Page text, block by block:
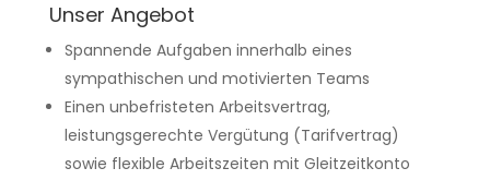
Unser Angebot
Spannende Aufgaben innerhalb eines
sympathischen und motivierten Teams
Einen unbefristeten Arbeitsvertrag,
leistungsgerechte Vergütung (Tarifvertrag)
sowie flexible Arbeitszeiten mit Gleitzeitkonto